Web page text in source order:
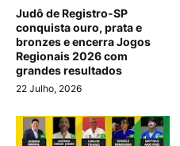
Judô de Registro-SP
conquista ouro, prata e
bronzes e encerra Jogos
Regionais 2026 com
grandes resultados
22 Julho, 2026